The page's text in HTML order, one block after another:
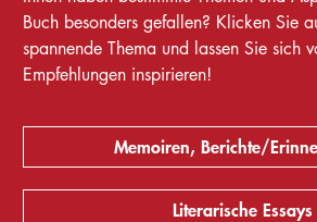
Buch besonders gefallen? Klicken Sie
spannende Thema und lassen Sie sich
Empfehlungen inspirieren!
Memoiren, Berichte/
Literarische Essays